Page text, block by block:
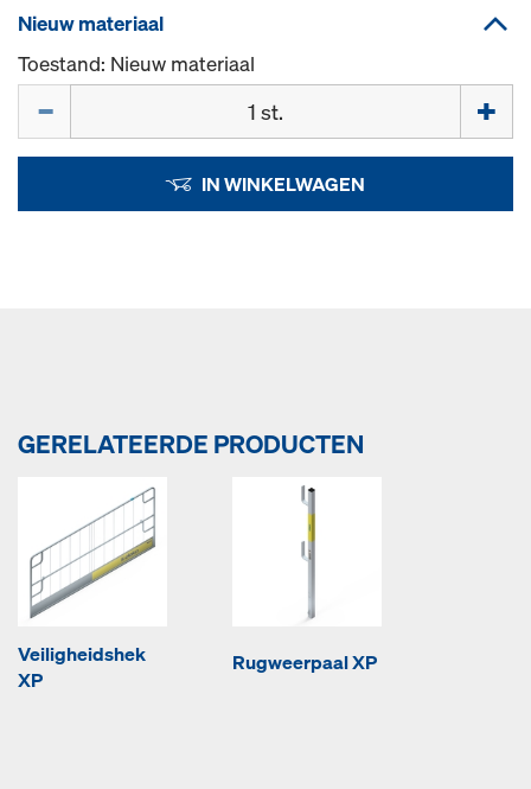
Nieuw materiaal
Toestand: Nieuw materiaal
IN WINKELWAGEN
GERELATEERDE PRODUCTEN
Veiligheidshek
XP
Rugweerpaal XP